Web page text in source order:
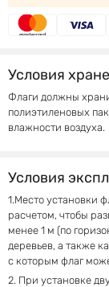
Условия
Флаги должны
полиэтиленовых
влажности воздуха.
Условия
1.Место установки
расчетом, чтобы
менее 1 м (по
деревьев, а также
с которым флаг
2. При установке